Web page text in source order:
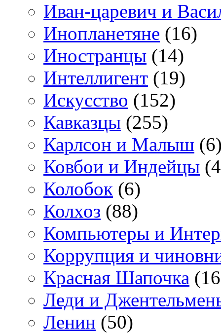
Иван-царевич и
Инопланетяне (16)
Иностранцы (14)
Интеллигент (19)
Искусство (152)
Кавказцы (255)
Карлсон и Малыш
Ковбои и Индейцы
Колобок (6)
Колхоз (88)
Компьютеры и
Коррупция и
Красная Шапочка
Леди и
Ленин (50)